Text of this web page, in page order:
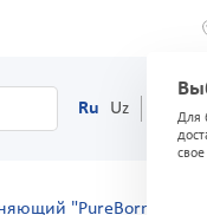
Для
Ru Uz (71)
"PureBorn kids"